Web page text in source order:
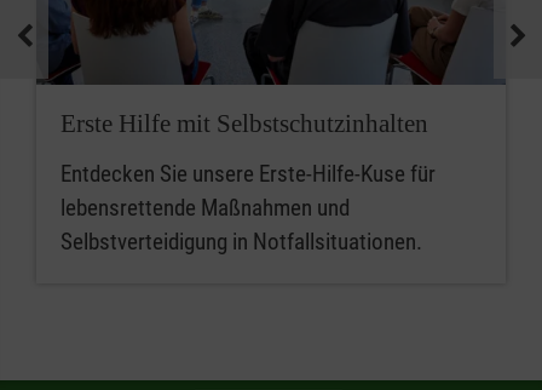
medizinische Geräte und koordinieren
Notfallmaßnahmen.
Zusammenfassend sind betriebliche
Ansprechpersonen für Erste Hilfe, während
Mitarbeitende im betrieblichen Sanitätsdienst
eine erweiterte Rolle bei der medizinischen
Erste Hilfe mit Selbstschutzinhalten
Entdecken Sie unsere Erste-Hilfe-Kuse für
lebensrettende Maßnahmen und
Selbstverteidigung in Notfallsituationen.